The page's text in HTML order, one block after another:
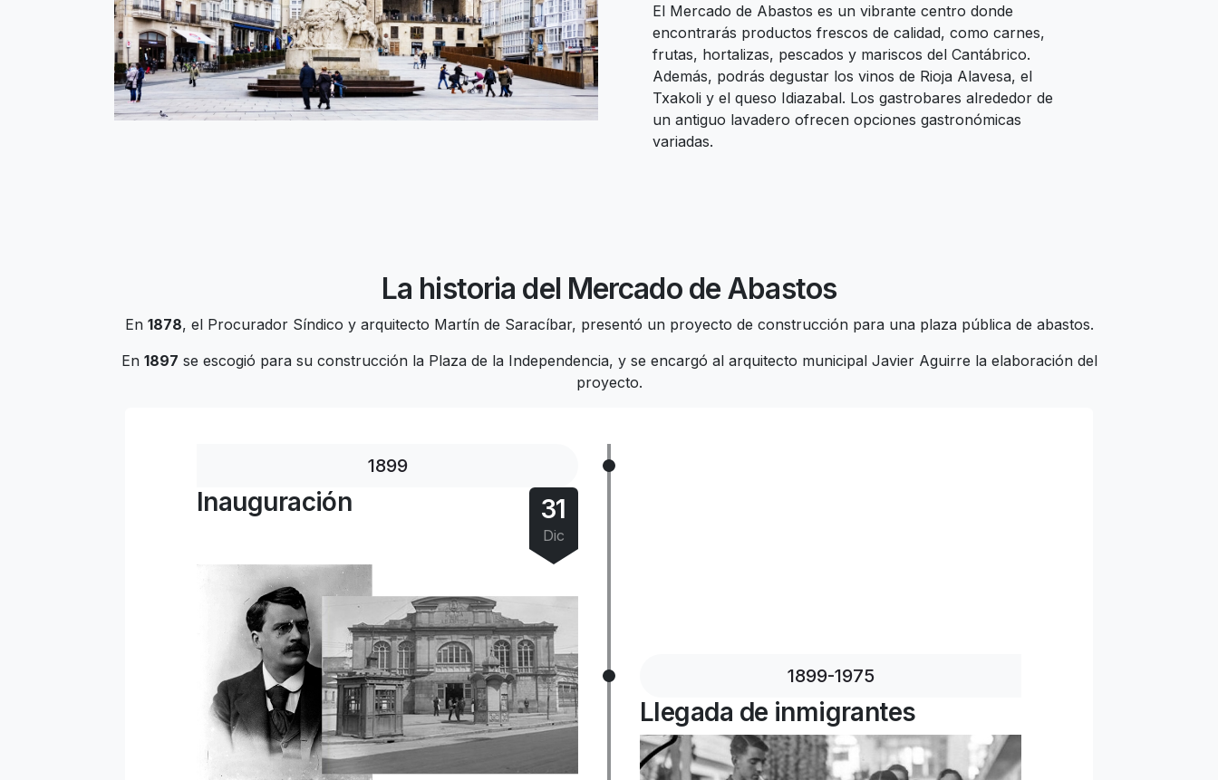
El Mercado de Abastos es un vibrante centro donde
encontrarás productos frescos de calidad, como carnes,
frutas, hortalizas, pescados y mariscos del Cantábrico.
Además, podrás degustar los vinos de Rioja Alavesa, el
Txakoli y el queso Idiazabal. Los gastrobares alrededor de
un antiguo lavadero ofrecen opciones gastronómicas
variadas.
La historia del Mercado de Abastos
En 1878, el Procurador Síndico y arquitecto Martín de Saracíbar, presentó un proyecto de construcción para una plaza pública de abastos.
En 1897 se escogió para su construcción la Plaza de la Independencia, y se encargó al arquitecto municipal Javier Aguirre la elaboración del
proyecto.
1899
31
Dic
Inauguración
1899-1975
Llegada de inmigrantes